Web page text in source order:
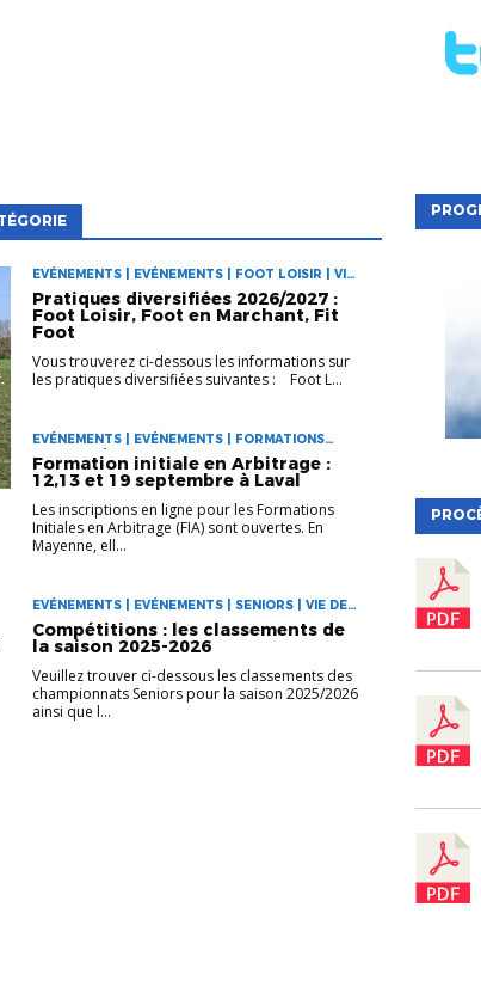
EVÉNEMENTS | EVÉNEMENTS | FOOT LOISIR | VIE
DES CLUBS
Pratiques diversifiées 2026/2027 :
Foot Loisir, Foot en Marchant, Fit
Foot
Vous trouverez ci-dessous les informations sur
les pratiques diversifiées suivantes : Foot L...
EVÉNEMENTS | EVÉNEMENTS | FORMATIONS
ARBITRES | VIE DES CLUBS
Formation initiale en Arbitrage :
12,13 et 19 septembre à Laval
Les inscriptions en ligne pour les Formations
Initiales en Arbitrage (FIA) sont ouvertes. En
Mayenne, ell...
EVÉNEMENTS | EVÉNEMENTS | SENIORS | VIE DES
CLUBS
Compétitions : les classements de
la saison 2025-2026
Veuillez trouver ci-dessous les classements des
championnats Seniors pour la saison 2025/2026
ainsi que l...